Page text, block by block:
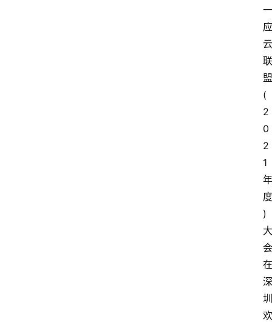
一
应
云
联
盟
(
2
0
2
1
年
度
)
大
会
在
深
圳
欢